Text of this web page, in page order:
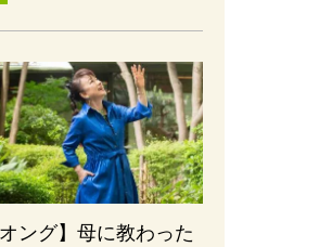
ング】母に教わった